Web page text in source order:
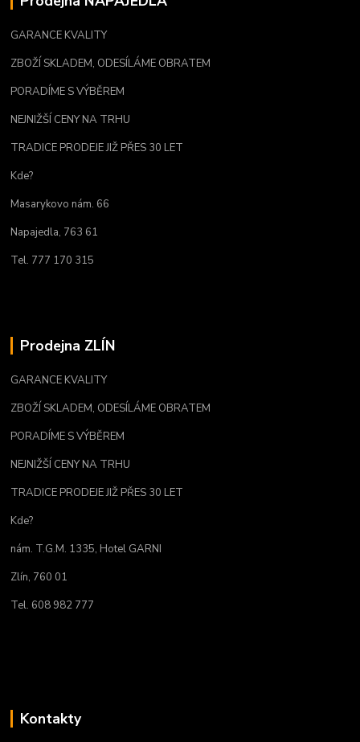
GARANCE KVALITY
ZBOŽÍ SKLADEM, ODESÍLÁME OBRATEM
PORADÍME S VÝBĚREM
NEJNIŽŠÍ CENY NA TRHU
TRADICE PRODEJE JIŽ PŘES 30 LET
Kde?
Masarykovo nám. 66
Napajedla, 763 61
Tel. 777 170 315
Prodejna ZLÍN
GARANCE KVALITY
ZBOŽÍ SKLADEM, ODESÍLÁME OBRATEM
PORADÍME S VÝBĚREM
NEJNIŽŠÍ CENY NA TRHU
TRADICE PRODEJE JIŽ PŘES 30 LET
Kde?
nám. T.G.M. 1335, Hotel GARNI
Zlín, 760 01
Tel. 608 982 777
Kontakty